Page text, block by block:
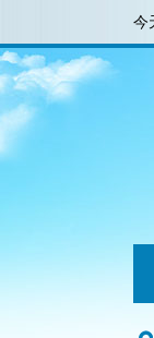
今